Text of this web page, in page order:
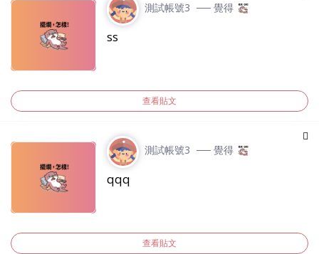
測試帳號3 ── 覺得
ss
查看貼文
測試帳號3 ── 覺得
qqq
查看貼文